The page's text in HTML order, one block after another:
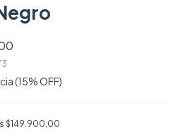
(15% OFF)
$149.900,00